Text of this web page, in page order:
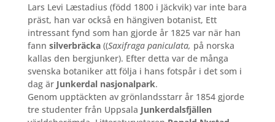
Lars Levi Læstadius (född 1800 i Jäckvik) var inte bara
präst, han var också en hängiven botanist, Ett
intressant fynd som han gjorde år 1825 var när han
fann silverbräcka((Saxifraga paniculata, på norska
kallas den bergjunker). Efter detta var de många
svenska botaniker att följa i hans fotspår i det som i
dag är Junkerdal nasjonalpark.
Genom upptäckten av grönlandsstarr år 1854 gjorde
tre studenter från Uppsala Junkerdalsfjällen